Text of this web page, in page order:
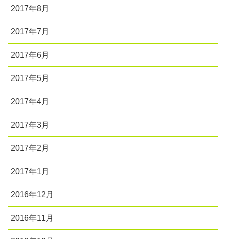
2017年8月
2017年7月
2017年6月
2017年5月
2017年4月
2017年3月
2017年2月
2017年1月
2016年12月
2016年11月